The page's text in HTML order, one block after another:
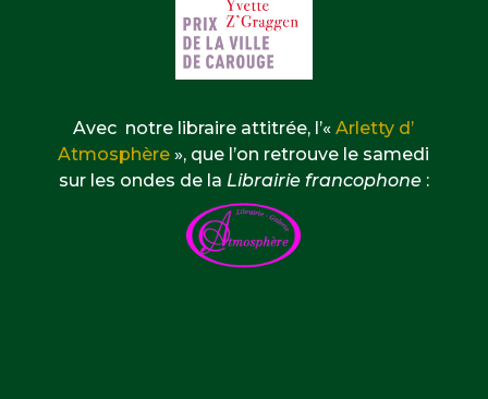
Avec notre libraire attitrée, l’«Arletty d’
Atmosphère », que l’on retrouve le samedi
sur les ondes de la Librairie francophone: